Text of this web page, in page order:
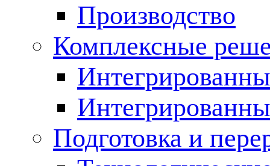
Производство
Комплексные
Подготовка и